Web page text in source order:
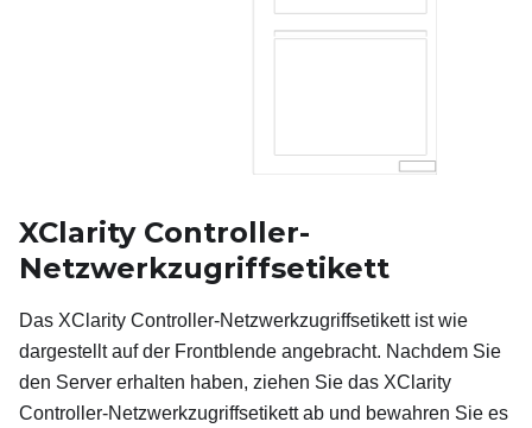
XClarity Controller-
Netzwerkzugriffsetikett
Das XClarity Controller-Netzwerkzugriffsetikett ist wie
dargestellt auf der Frontblende angebracht. Nachdem Sie
den Server erhalten haben, ziehen Sie das XClarity
Controller-Netzwerkzugriffsetikett ab und bewahren Sie es